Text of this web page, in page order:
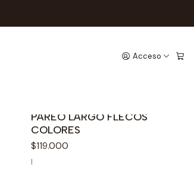
Acceso
PAREO LARGO FLECOS
COLORES
$119.000
|